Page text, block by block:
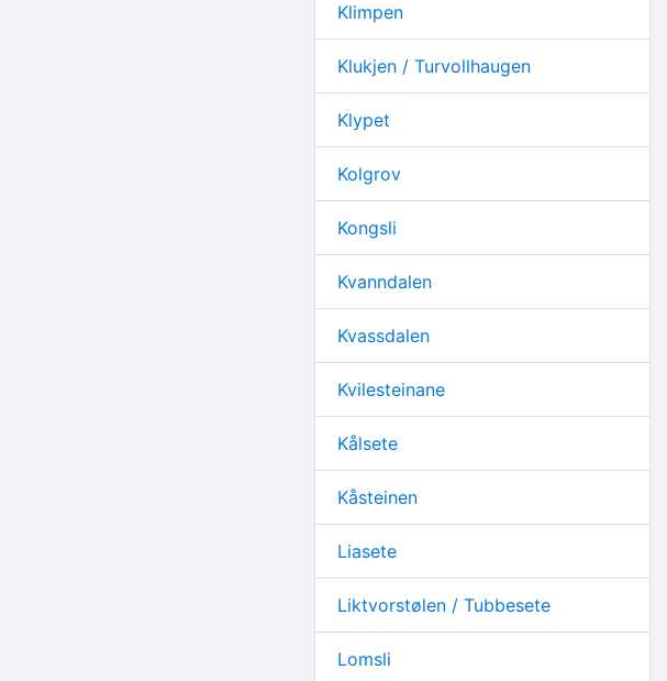
Klimpen
Klukjen / Turvollhaugen
Klypet
Kolgrov
Kongsli
Kvanndalen
Kvassdalen
Kvilesteinane
Kålsete
Kåsteinen
Liasete
Liktvorstølen / Tubbesete
Lomsli